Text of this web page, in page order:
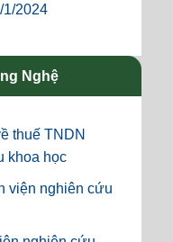
2024
Nghệ
thuế TNDN
khoa học
viện nghiên cứu